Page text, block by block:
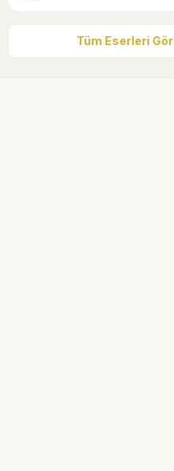
Tüm Eserleri Gör